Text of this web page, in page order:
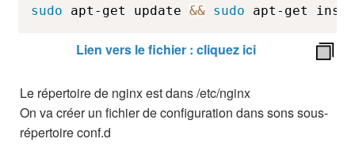
sudo apt-get update && sudo apt-get
Lien vers le fichier : cliquez ici
Le répertoire de nginx est dans /etc/nginx
On va créer un fichier de configuration dans sons sous-
répertoire conf.d